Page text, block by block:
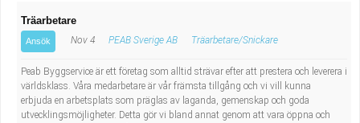
Hantverksyrken
Hotell, restaurang, storhushåll
Hälso- och sjukvård
Bussförare/Busschaufför
Elevassistent
Personlig assistent
Träarbetare
Ansök Nov 4 PEAB Sverige AB Träarbetare/Snickare
Peab Byggservice är ett företag som alltid strävar efter att prestera och leverera i
världsklass. Våra medarbetare är vår främsta tillgång och vi vill kunna
erbjuda en arbetsplats som präglas av laganda, gemenskap och goda
utvecklingsmöjligheter. Detta gör vi bland annat genom att vara öppna och